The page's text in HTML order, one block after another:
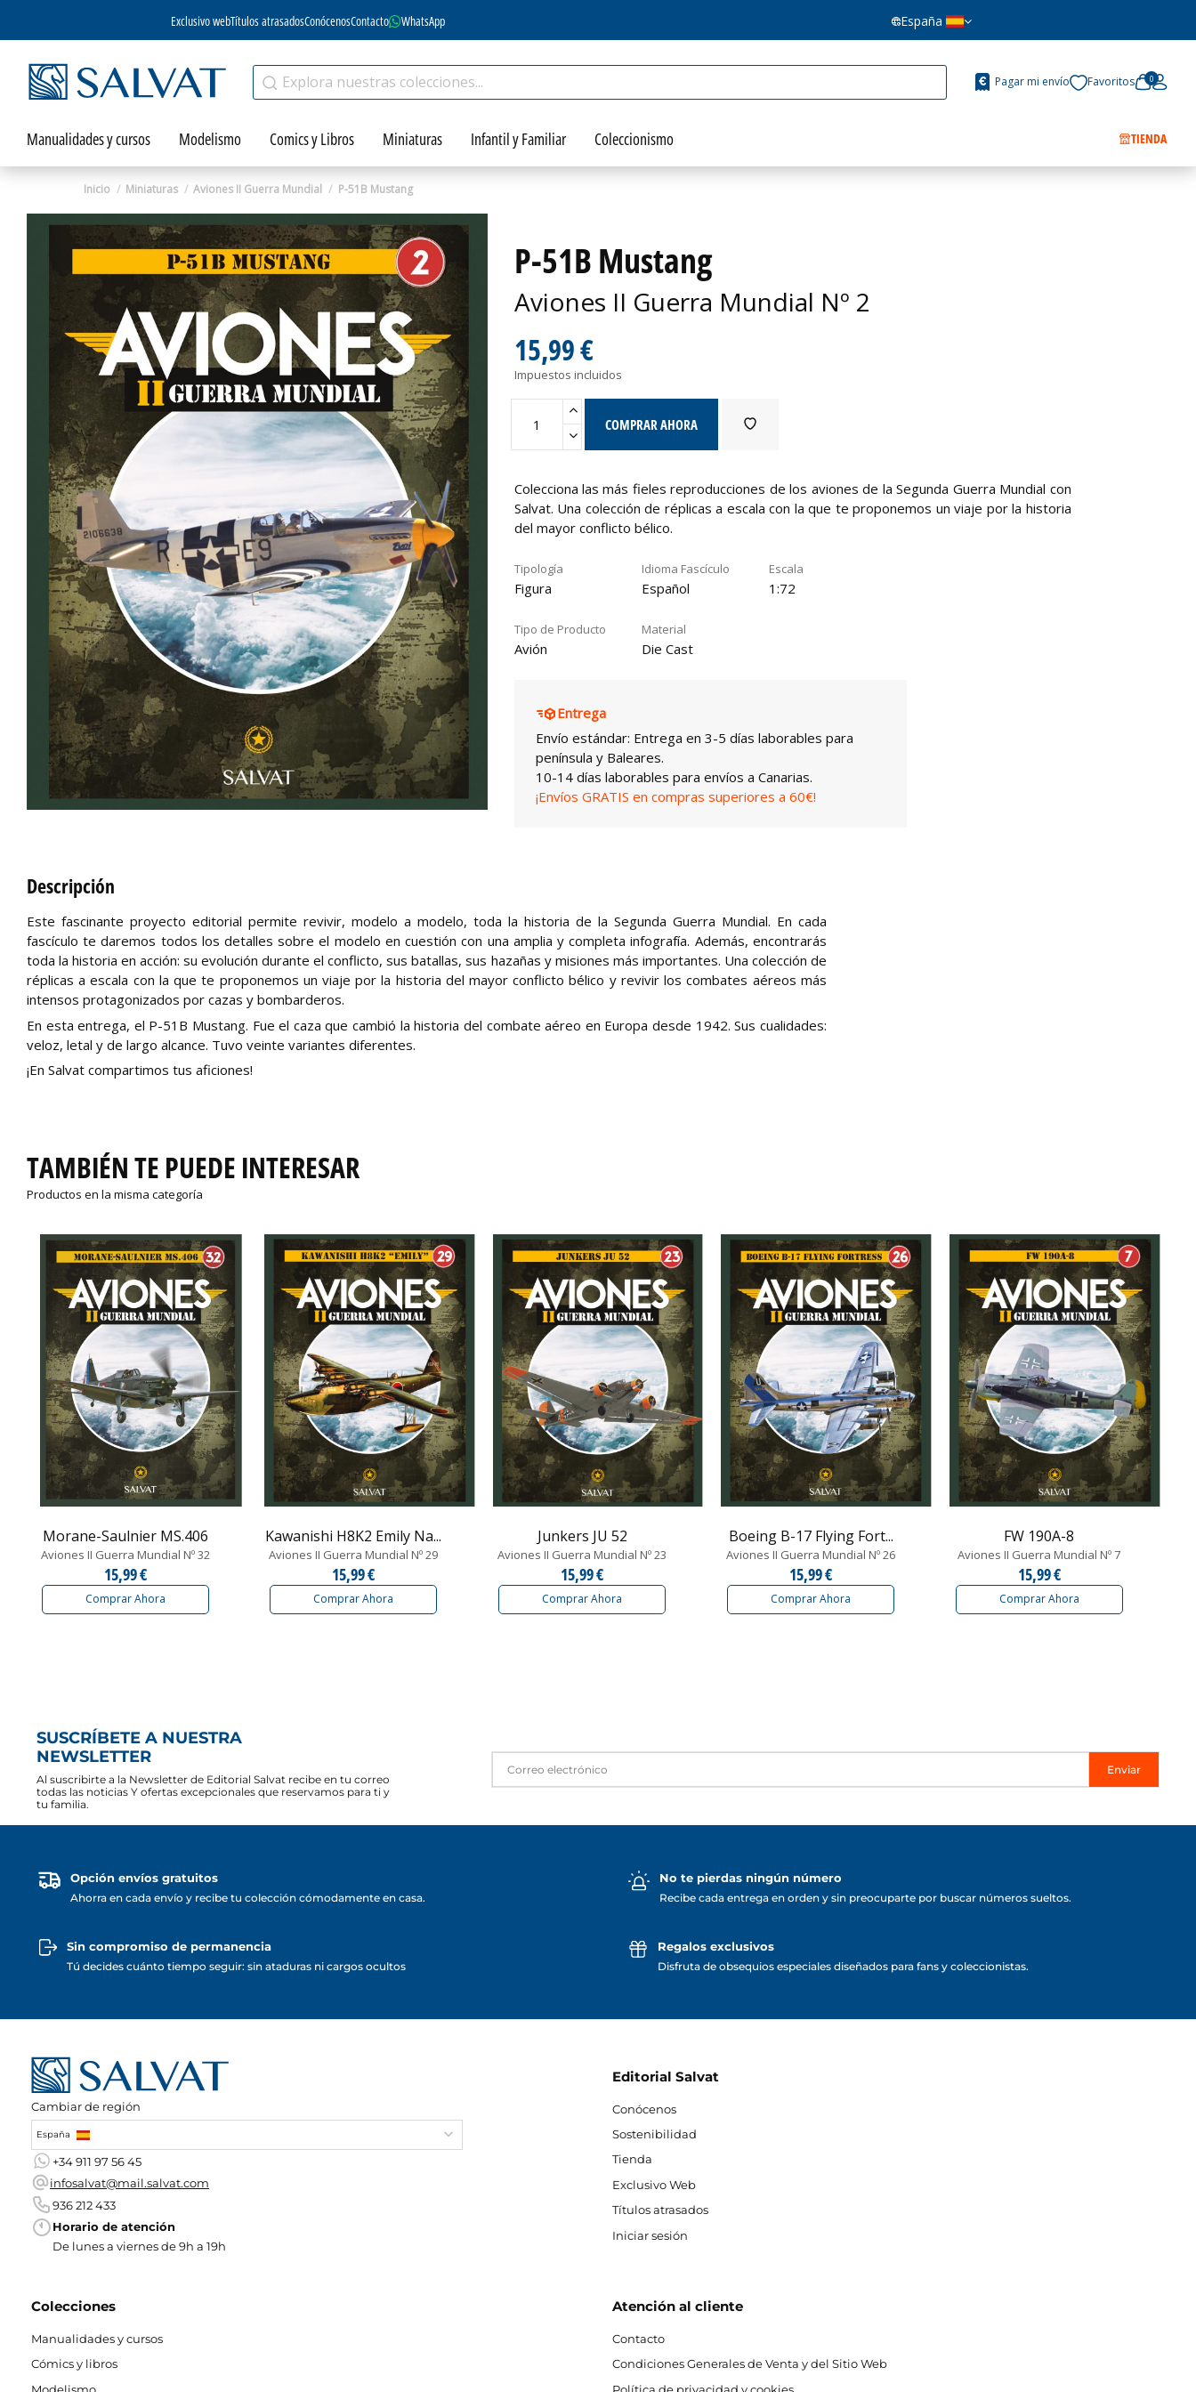
Exclusivo webTítulos atrasadosConócenosContacto WhatsApp España
Pagar mi envío Favoritos 0
Manualidades y cursos Modelismo Comics y Libros Miniaturas Infantil y Familiar Coleccionismo TIENDA
Inicio Miniaturas Aviones II Guerra Mundial P-51B Mustang
Zoom
P-51B Mustang
Aviones II Guerra Mundial Nº 2
15,99 €
Impuestos incluidos
COMPRAR AHORA
Colecciona las más fieles reproducciones de los aviones de la Segunda Guerra Mundial con
Salvat. Una colección de réplicas a escala con la que te proponemos un viaje por la historia
del mayor conflicto bélico.
Tipología
Figura
Idioma Fascículo
Español
Escala
1:72
Tipo de Producto
Avión
Material
Die Cast
Entrega
Envío estándar: Entrega en 3-5 días laborables para
península y Baleares.
10-14 días laborables para envíos a Canarias.
¡Envíos GRATIS en compras superiores a 60€!
Descripción
Este fascinante proyecto editorial permite revivir, modelo a modelo, toda la historia de la Segunda Guerra Mundial. En cada
fascículo te daremos todos los detalles sobre el modelo en cuestión con una amplia y completa infografía. Además, encontrarás
toda la historia en acción: su evolución durante el conflicto, sus batallas, sus hazañas y misiones más importantes. Una colección de
réplicas a escala con la que te proponemos un viaje por la historia del mayor conflicto bélico y revivir los combates aéreos más
intensos protagonizados por cazas y bombarderos.
En esta entrega, el P-51B Mustang. Fue el caza que cambió la historia del combate aéreo en Europa desde 1942. Sus cualidades:
veloz, letal y de largo alcance. Tuvo veinte variantes diferentes.
¡En Salvat compartimos tus aficiones!
TAMBIÉN TE PUEDE INTERESAR
Productos en la misma categoría
Morane-Saulnier MS.406
Aviones II Guerra Mundial Nº 32
15,99 €
Comprar Ahora
Kawanishi H8K2 Emily Na...
Aviones II Guerra Mundial Nº 29
15,99 €
Comprar Ahora
Junkers JU 52
Aviones II Guerra Mundial Nº 23
15,99 €
Comprar Ahora
Boeing B-17 Flying Fort...
Aviones II Guerra Mundial Nº 26
15,99 €
Comprar Ahora
FW 190A-8
Aviones II Guerra Mundial Nº 7
15,99 €
Comprar Ahora
SUSCRÍBETE A NUESTRA
NEWSLETTER
Al suscribirte a la Newsletter de Editorial Salvat recibe en tu correo
todas las noticias Y ofertas excepcionales que reservamos para ti y
tu familia.
Enviar
Opción envíos gratuitos
Ahorra en cada envío y recibe tu colección cómodamente en casa.
No te pierdas ningún número
Recibe cada entrega en orden y sin preocuparte por buscar números sueltos.
Sin compromiso de permanencia
Tú decides cuánto tiempo seguir: sin ataduras ni cargos ocultos
Regalos exclusivos
Disfruta de obsequios especiales diseñados para fans y coleccionistas.
Cambiar de región
España
+34 911 97 56 45
infosalvat@mail.salvat.com
936 212 433
Horario de atención
De lunes a viernes de 9h a 19h
Editorial Salvat
Conócenos
Sostenibilidad
Tienda
Exclusivo Web
Títulos atrasados
Iniciar sesión
Colecciones
Manualidades y cursos
Cómics y libros
Modelismo
Atención al cliente
Contacto
Condiciones Generales de Venta y del Sitio Web
Política de privacidad y cookies